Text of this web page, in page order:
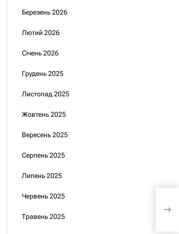
Березень 2026
Лютий 2026
Січень 2026
Грудень 2025
Листопад 2025
Жовтень 2025
Вересень 2025
Серпень 2025
Липень 2025
Червень 2025
Травень 2025